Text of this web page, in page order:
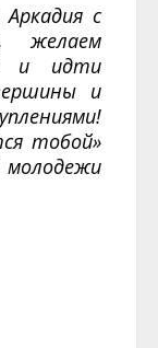
c
желаем
и идти
и
тобой»
молодежи